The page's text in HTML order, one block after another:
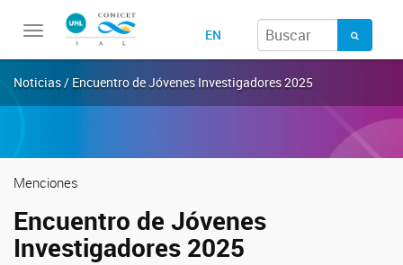
Toggle
EN
Noticias / Encuentro de Jóvenes Investigadores 2025
Menciones
Encuentro de Jóvenes
Investigadores 2025